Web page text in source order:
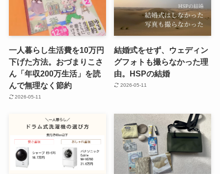
一人暮らし生活費を10万円
下げた方法。おづまりこさ
ん「年収200万生活」を読
んで無理なく節約
2026-05-11
結婚式をせず、ウェディン
グフォトも撮らなかった理
由。HSPの結婚
2026-05-11